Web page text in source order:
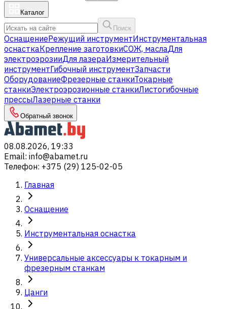
Каталог
Поиск
ОснащениеРежущий инструментИнструментальная
оснасткаКрепление заготовкиСОЖ, маслаДля
электроэрозииДля лазераИзмерительный
инструментГибочный инструментЗапчасти
ОборудованиеФрезерные станкиТокарные
станкиЭлектроэрозионные станкиЛистогибочные
прессыЛазерные станки
Обратный звонок
08.08.2026, 19:33
Email: info@abamet.ru
Телефон: +375 (29) 125-02-05
Главная
Оснащение
Инструментальная оснастка
Универсальные аксессуары к токарным и
фрезерным станкам
Цанги